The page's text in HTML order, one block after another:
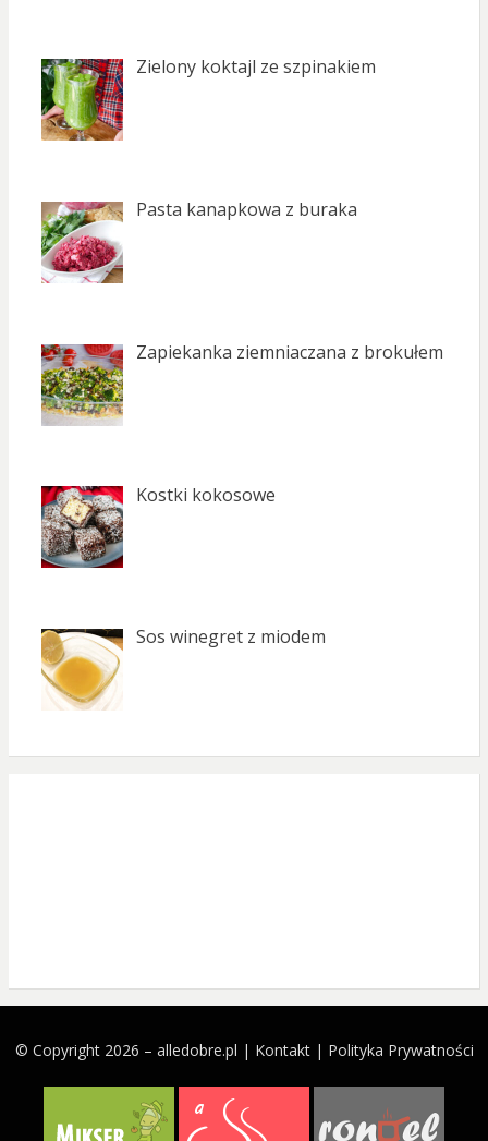
Zielony koktajl ze szpinakiem
Pasta kanapkowa z buraka
Zapiekanka ziemniaczana z brokułem
Kostki kokosowe
Sos winegret z miodem
© Copyright 2026 – alledobre.pl | Kontakt| Polityka Prywatności